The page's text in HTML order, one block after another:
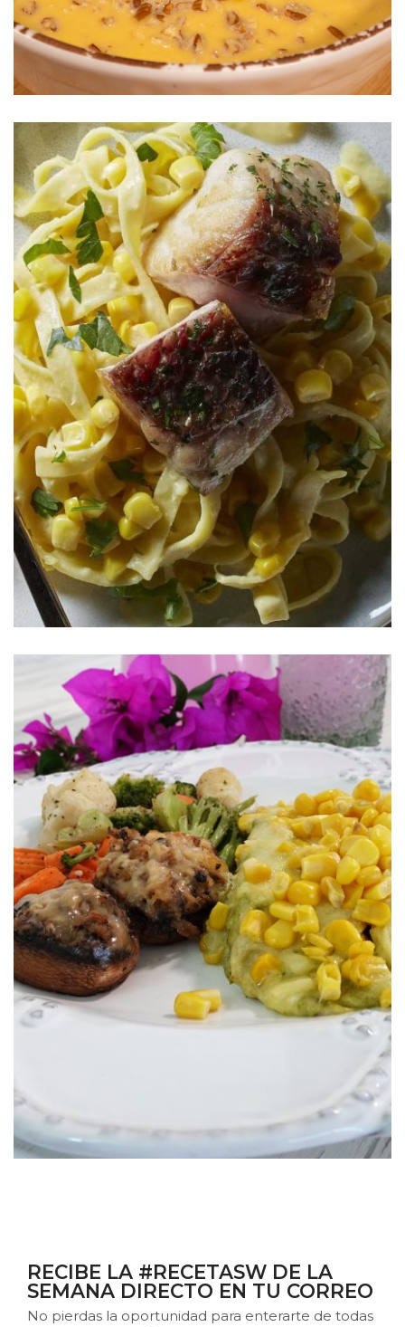
Pasta con Salsa de Elote Dorados y
Lomitos de Pescado S&W®
Crepas Poblanas S&W®
RECIBE LA #RECETASW DE LA
SEMANA DIRECTO EN TU CORREO
No pierdas la oportunidad para enterarte de todas